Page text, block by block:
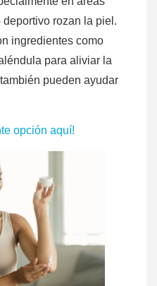
rozan la piel.
ingredientes como
para aliviar la
pueden ayudar
opción aquí!